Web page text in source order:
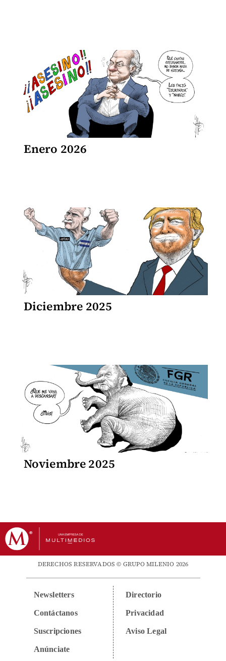
Enero 2026
Diciembre 2025
Noviembre 2025
DERECHOS RESERVADOS © GRUPO MILENIO 2026
Newsletters
Contáctanos
Suscripciones
Anúnciate
Directorio
Privacidad
Aviso Legal